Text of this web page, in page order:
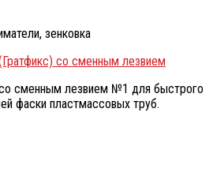
зенковка
со сменным лезвием
со сменным лезвием №1 для быстрого
фаски пластмассовых труб.